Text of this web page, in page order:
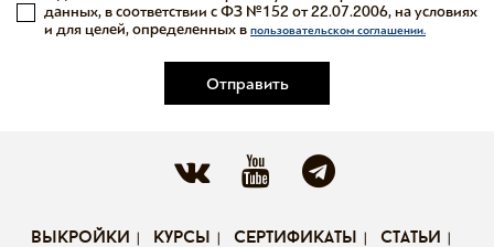
Отправить
данных, в соответствии с ФЗ №152 от 22.07.2006, на условиях
и для целей, определенных в пользовательском соглашении.
выкройки курсы сертификаты статьи